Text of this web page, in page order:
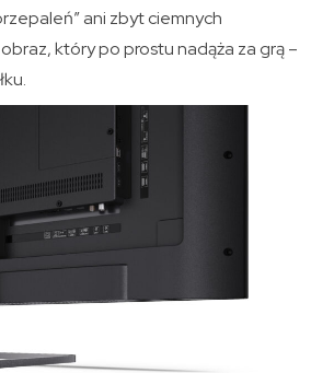
ani zbyt ciemnych
który po prostu nadąża za grą –